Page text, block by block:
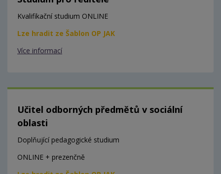
Kvalifikační studium ONLINE
Lze hradit ze Šablon OP JAK
Více informací
Učitel odborných předmětů v sociální
oblasti
Doplňující pedagogické studium
ONLINE + prezenčně